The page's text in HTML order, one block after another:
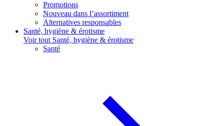
Promotions
Nouveau dans l’assortiment
Alternatives responsables
Santé, hygiène & érotisme
Voir tout Santé, hygiène & érotisme
Santé